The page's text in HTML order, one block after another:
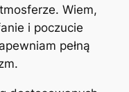
Wiem,
i poczucie
pełną